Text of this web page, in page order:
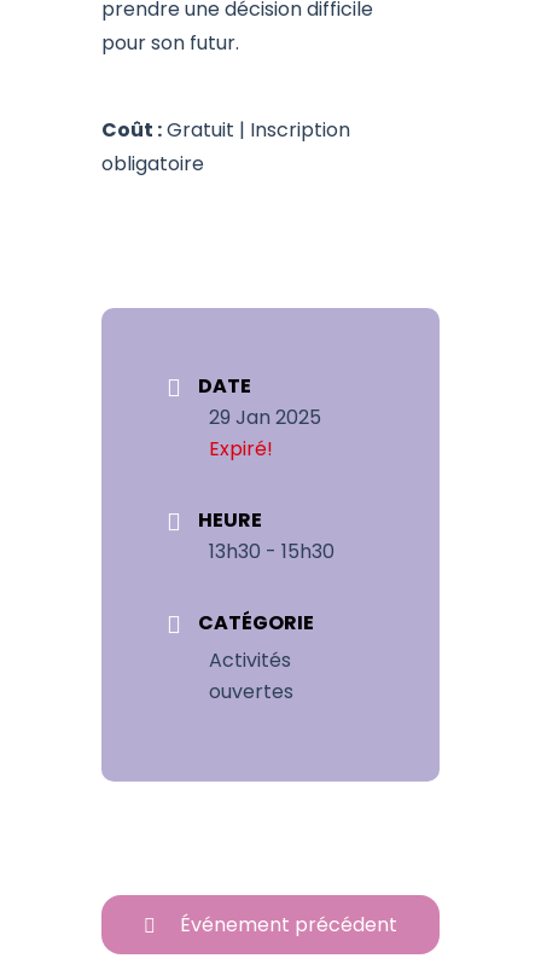
prendre une décision difficile
pour son futur.
Coût : Gratuit | Inscription
obligatoire
DATE
29 Jan 2025
Expiré!
HEURE
13h30 - 15h30
CATÉGORIE
Activités
ouvertes
Événement précédent